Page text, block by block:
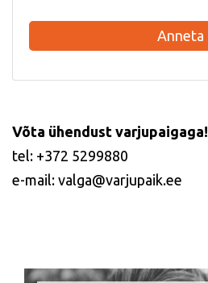
Anneta
Võta ühendust varjupaigaga!
tel: +372 5299880
e-mail: valga@varjupaik.ee